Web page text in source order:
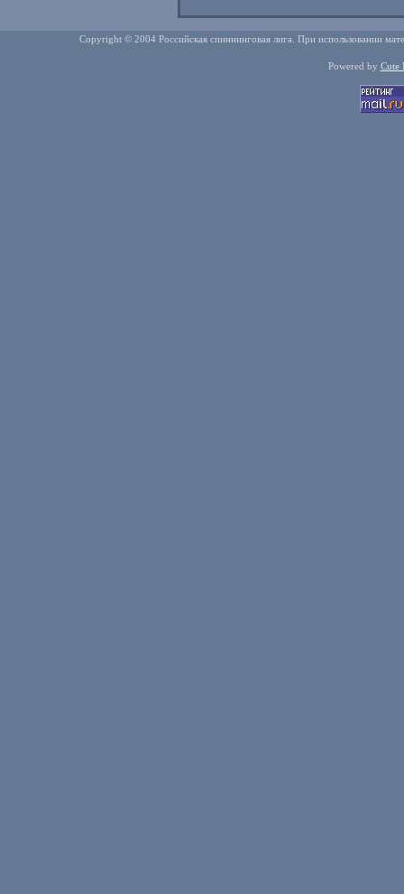
Copyright © 2004 Российская спиннинговая лига. При использовании
Powered by Cute